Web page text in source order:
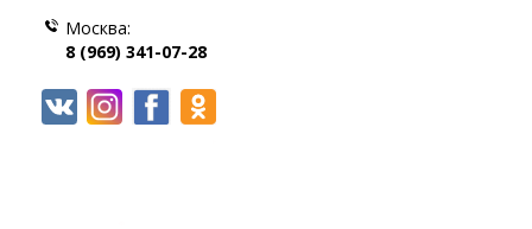
Москва:
8 (969) 341-07-28